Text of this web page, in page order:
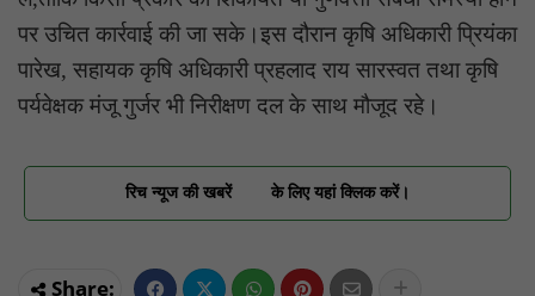
पर उचित कार्रवाई की जा सके।इस दौरान कृषि अधिकारी प्रियंका
पारेख, सहायक कृषि अधिकारी प्रहलाद राय सारस्वत तथा कृषि
पर्यवेक्षक मंजू गुर्जर भी निरीक्षण दल के साथ मौजूद रहे।
रिच न्यूज की खबरें के लिए यहां क्लिक करें।